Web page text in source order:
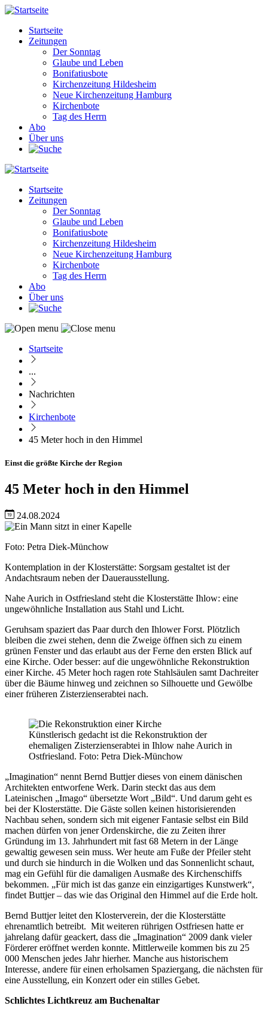
Direkt
Inhalt
Main
navigation
Startseite
Zeitungen
Der Sonntag
Glaube und Leben
Bonifatiusbote
Kirchenzeitung Hildesheim
Neue Kirchenzeitung Hamburg
Kirchenbote
Tag des Herrn
Abo
Über uns
Main
navigation
Startseite
Zeitungen
Der Sonntag
Glaube und Leben
Bonifatiusbote
Kirchenzeitung Hildesheim
Neue Kirchenzeitung Hamburg
Kirchenbote
Tag des Herrn
Abo
Über uns
Pfadnavigation
Startseite
...
Nachrichten
Kirchenbote
45 Meter hoch in den Himmel
Einst die größte Kirche der Region
45 Meter hoch in den Himmel
24.08.2024
Image
Nachweis
Foto: Petra Diek-Münchow
Caption
Kontemplation in der Klosterstätte: Sorgsam gestaltet ist der
Andachtsraum neben der Dauerausstellung.
Nahe Aurich in Ostfriesland steht die Klosterstätte Ihlow: eine
ungewöhnliche Installation aus Stahl und Licht.
Geruhsam spaziert das Paar durch den Ihlower Forst. Plötzlich
bleiben die zwei stehen, denn die Zweige öffnen sich zu einem
grünen Fenster und das erlaubt aus der Ferne den ersten Blick auf
eine Kirche. Oder besser: auf die ungewöhnliche Rekonstruktion
einer Kirche. 45 Meter hoch ragen rote Stahlsäulen samt Dachreiter
über die Bäume hinweg und zeichnen so Silhouette und Gewölbe
einer früheren Zisterzienserabtei nach.
Künstlerisch gedacht ist die Rekonstruktion der
ehemaligen Zisterzienserabtei in Ihlow nahe Aurich in
Ostfriesland. Foto: Petra Diek-Münchow
„Imagination“ nennt Bernd Buttjer dieses von einem dänischen
Architekten entworfene Werk. Darin steckt das aus dem
Lateinischen „Imago“ übersetzte Wort „Bild“. Und darum geht es
bei der Klosterstätte. Die Gäste sollen keinen historisierenden
Nachbau sehen, sondern sich mit eigener Fantasie selbst ein Bild
machen dürfen von jener Ordenskirche, die zu Zeiten ihrer
Gründung im 13. Jahrhundert mit fast 68 Metern in der Länge
gewaltig gewesen sein muss. Wer heute am Fuße der Pfeiler steht
und durch sie hindurch in die Wolken und das Sonnenlicht schaut,
mag ein Gefühl für die damaligen Ausmaße des Kirchenschiffs
bekommen. „Für mich ist das ganze ein einzigartiges Kunstwerk“,
findet Buttjer – das wie das Original den Himmel auf die Erde holt.
Bernd Buttjer leitet den Klosterverein, der die Klosterstätte
ehrenamtlich betreibt. Mit weiteren rührigen Ostfriesen hatte er
jahrelang dafür geackert, dass die „Imagination“ 2009 dank vieler
Förderer eröffnet werden konnte. Mittlerweile kommen bis zu 25
000 Menschen jedes Jahr hierher. Manche aus historischem
Interesse, andere für einen erholsamen Spaziergang, die nächsten für
eine Ausstellung, ein Konzert oder ein stilles Gebet.
Schlichtes Lichtkreuz am Buchenaltar